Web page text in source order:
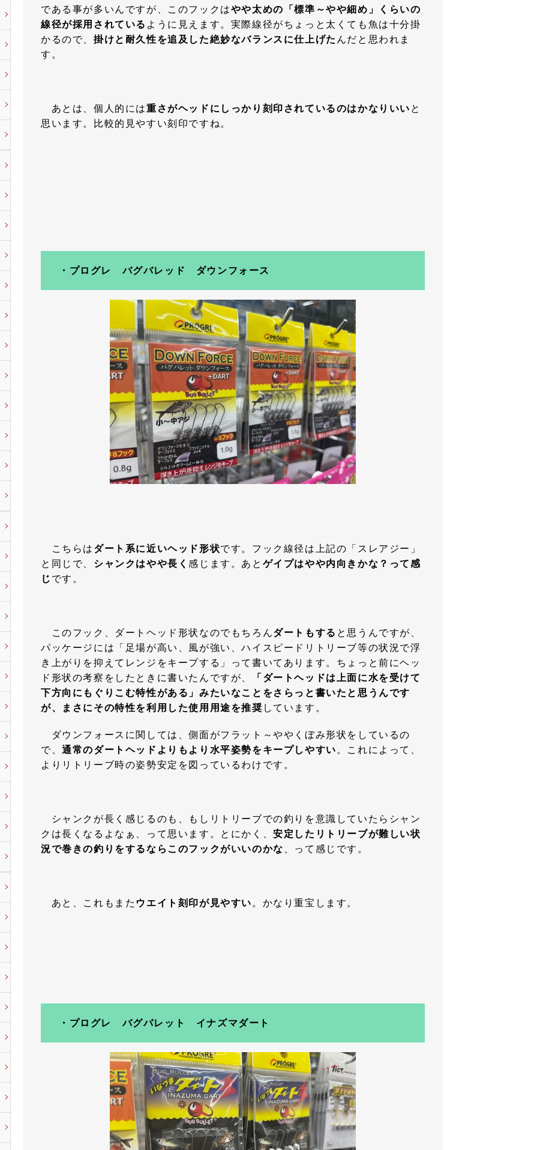
である事が多いんですが、このフックはやや太めの「標準～やや細め」くらいの
線径が採用されている ように見えます。実際線径がちょっと太くても魚は十分掛
かるので、 掛けと耐久性を追及した絶妙なバランスに仕上げた んだと思われま
す。
あとは、個人的には重さがヘッドにしっかり刻印されているのはかなりいい と
思います。比較的見やすい刻印ですね。
・プログレ バグバレッド ダウンフォース
こちらは ダート系に近いヘッド形状です。フック線径は上記の「スレアジー」
と同じで、 シャンクはやや長く感じます。あと ゲイプはやや内向きかな？って感
じ です。
このフック、ダートヘッド形状なのでもちろんダートもする と思うんですが、
パッケージには「足場が高い、風が強い、ハイスピードリトリーブ等の状況で浮
き上がりを抑えてレンジをキープする」って書いてあります。ちょっと前にヘッ
ド形状の考察をしたときに書いたんですが、
「ダートヘッドは上面に水を受けて
下方向にもぐりこむ特性がある」みたいなことをさらっと書いたと思うんです
が、まさにその特性を利用した使用用途を推奨 しています。
ダウンフォースに関しては、側面がフラット～ややくぼみ形状をしているの
で、通常のダートヘッドよりもより水平姿勢をキープしやすい 。これによって、
よりリトリーブ時の姿勢安定を図っているわけです。
シャンクが長く感じるのも、もしリトリーブでの釣りを意識していたらシャン
クは長くなるよなぁ、って思います。とにかく、安定したリトリーブが難しい状
況で巻きの釣りをするならこのフックがいいのかな
、って感じです。
あと、これもまた ウエイト刻印が見やすい 。かなり重宝します。
・プログレ バグバレット イナズマダート